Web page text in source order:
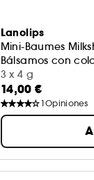
Lanolips
Mini-Baumes
Bálsamos con
3 x 4 g
14,00 €
1Opiniones